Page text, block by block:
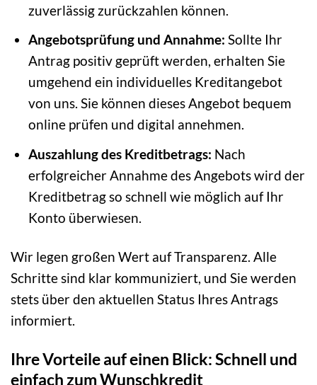
zuverlässig zurückzahlen können.
Angebotsprüfung und Annahme: Sollte Ihr
Antrag positiv geprüft werden, erhalten Sie
umgehend ein individuelles Kreditangebot
von uns. Sie können dieses Angebot bequem
online prüfen und digital annehmen.
Auszahlung des Kreditbetrags: Nach
erfolgreicher Annahme des Angebots wird der
Kreditbetrag so schnell wie möglich auf Ihr
Konto überwiesen.
Wir legen großen Wert auf Transparenz. Alle
Schritte sind klar kommuniziert, und Sie werden
stets über den aktuellen Status Ihres Antrags
informiert.
Ihre Vorteile auf einen Blick: Schnell und
einfach zum Wunschkredit